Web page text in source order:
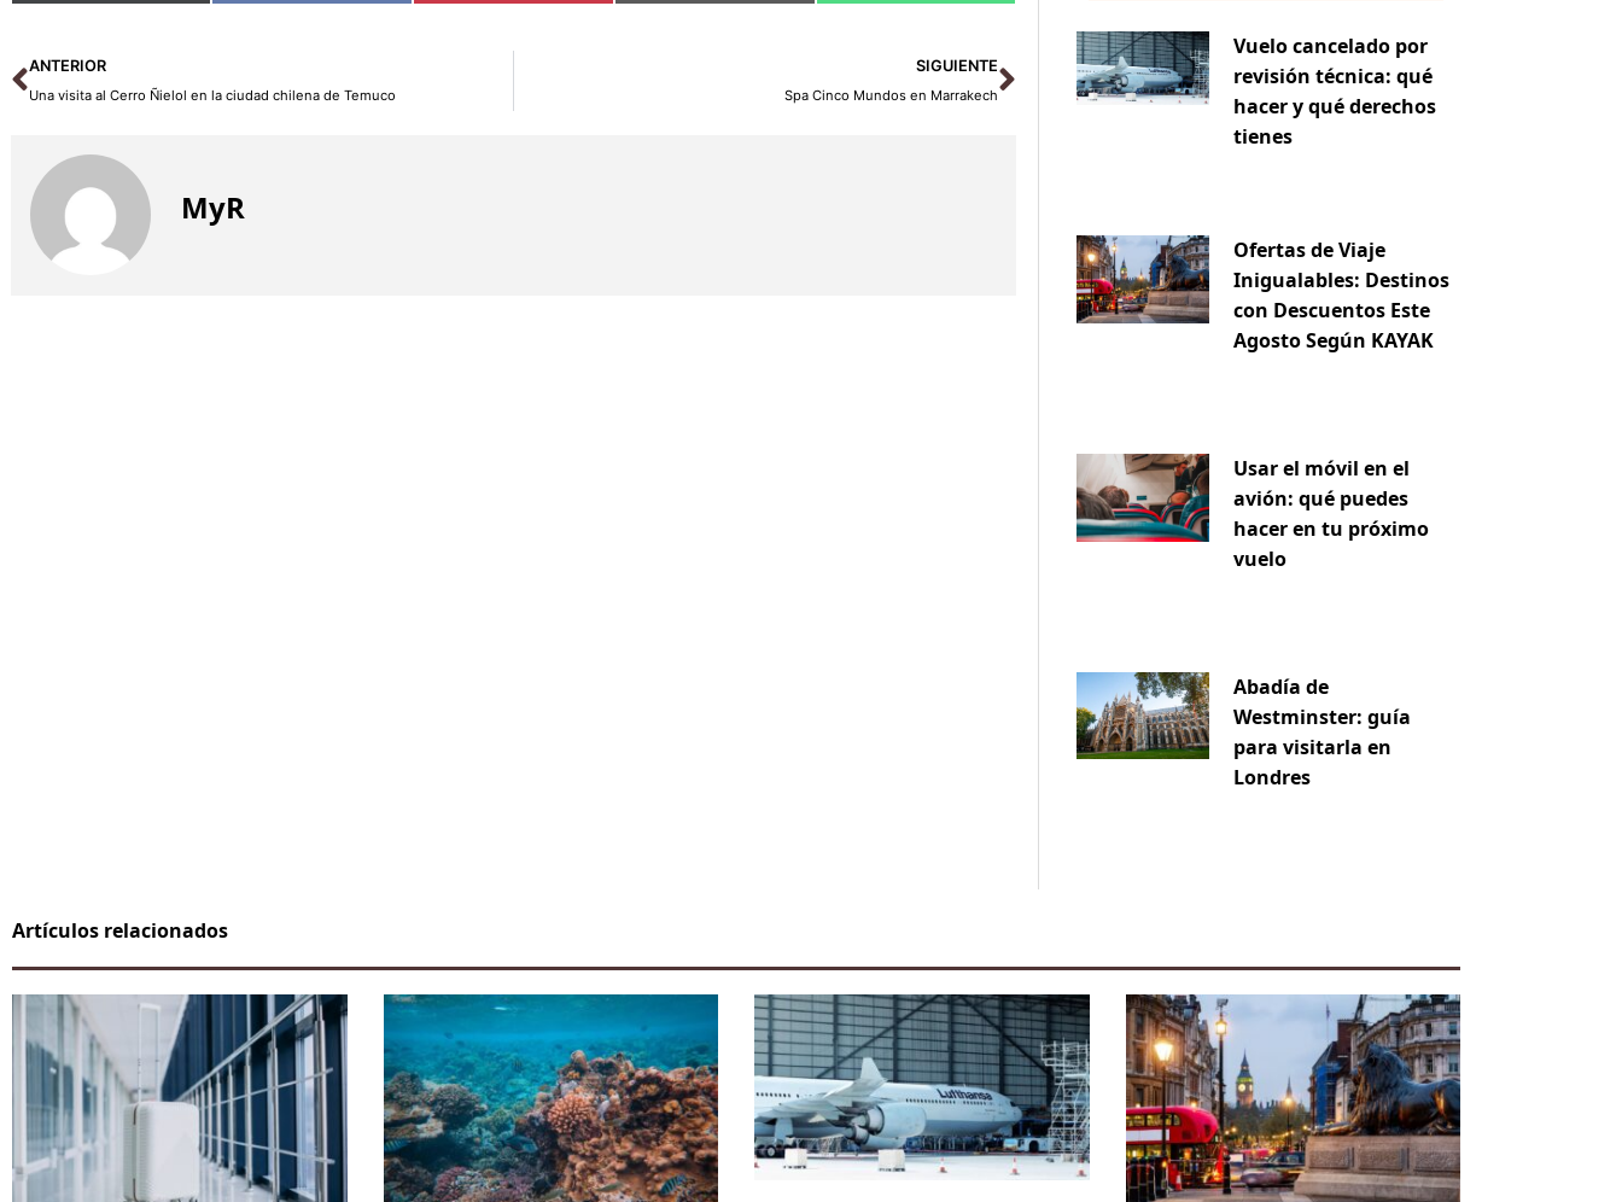
Ant
ANTERIOR
Una visita al Cerro Ñielol en la ciudad chilena de Temuco
SIGUIENTE
Spa Cinco Mundos en Marrakech
Siguiente
MyR
Vuelo cancelado por
revisión técnica: qué
hacer y qué derechos
tienes
Ofertas de Viaje
Inigualables: Destinos
con Descuentos Este
Agosto Según KAYAK
Usar el móvil en el
avión: qué puedes
hacer en tu próximo
vuelo
Abadía de
Westminster: guía
para visitarla en
Londres
Artículos relacionados